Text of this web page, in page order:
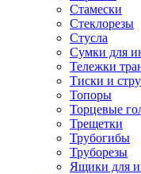
Стамески
Стеклорезы
Стусла
Сумки для
Тележки
Тиски и
Топоры
Торцевые
Трещетки
Трубогибы
Труборезы
Ящики для